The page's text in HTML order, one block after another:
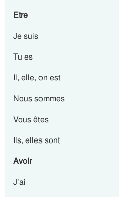
Etre
Je suis
Tu es
Il, elle, on est
Nous sommes
Vous êtes
Ils, elles sont
Avoir
J’ai